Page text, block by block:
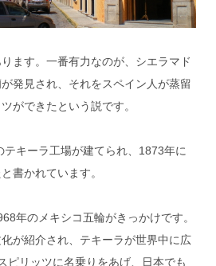
ます。一番有力なのが、シエラマド
発見され、それをスペイン人が蒸留
ができたという説です。
キーラ工場が建てられ、1873年に
書かれています。
年のメキシコ五輪がきっかけです。
が紹介され、テキーラが世界中に広
ピリッツに名乗りをあげ、日本でも